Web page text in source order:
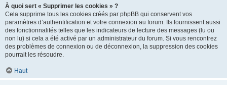
À quoi sert « Supprimer les cookies » ?
Cela supprime tous les cookies créés par phpBB qui conservent vos
paramètres d’authentification et votre connexion au forum. Ils fournissent aussi
des fonctionnalités telles que les indicateurs de lecture des messages (lu ou
non lu) si cela a été activé par un administrateur du forum. Si vous rencontrez
des problèmes de connexion ou de déconnexion, la suppression des cookies
pourrait les résoudre.
Haut